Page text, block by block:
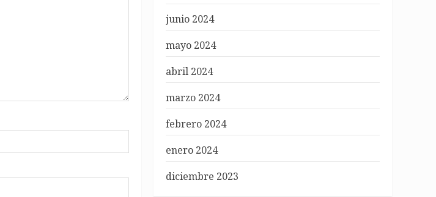
junio 2024
mayo 2024
abril 2024
marzo 2024
febrero 2024
enero 2024
diciembre 2023